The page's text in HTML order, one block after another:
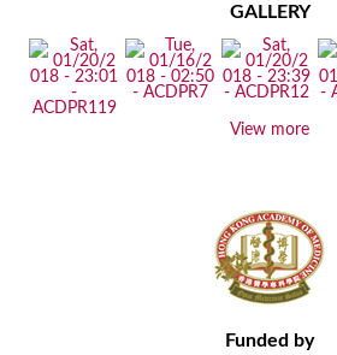
GALLERY
View more
Funded by